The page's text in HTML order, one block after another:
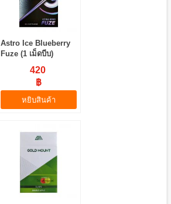
Astro Ice Blueberry
Fuze (1 เม็ดบีบ)
420
฿
หยิบสินค้า